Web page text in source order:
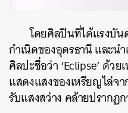
โดยศิลปินที่ได้แรงบัน
กำเนิดของอุดรธานี และน
ศิลปะชื่อว่า ‘Eclipse’ ด้ว
แสดงแสงของเหรียญไล่จ
รับแสงสว่าง คล้ายปรากฏ